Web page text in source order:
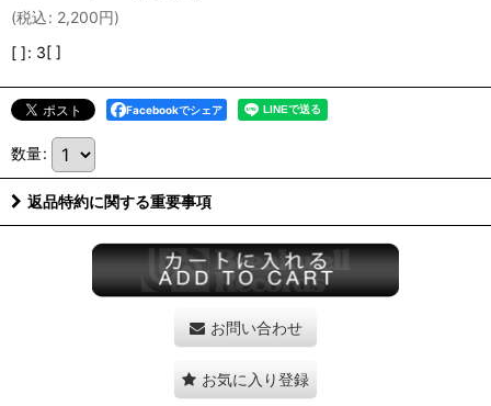
(税込: 2,200円)
[ ]: 3[ ]
Facebookでシェア
数量:
返品特約に関する重要事項
お問い合わせ
お気に入り登録